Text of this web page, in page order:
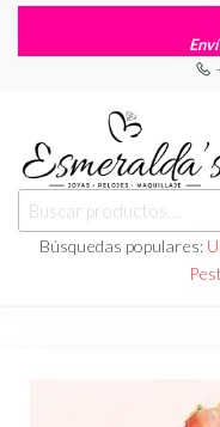
Joyería
Esmeraldas
Joyería |
Maquillaje
|
Relojería
Búsquedas populares: